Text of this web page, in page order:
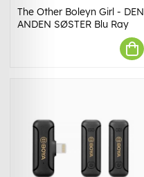
The Other Boleyn Girl - DEN
ANDEN SØSTER Blu Ray